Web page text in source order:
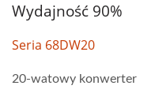
Wydajność 90%
Seria 68DW20
20-watowy konwerter